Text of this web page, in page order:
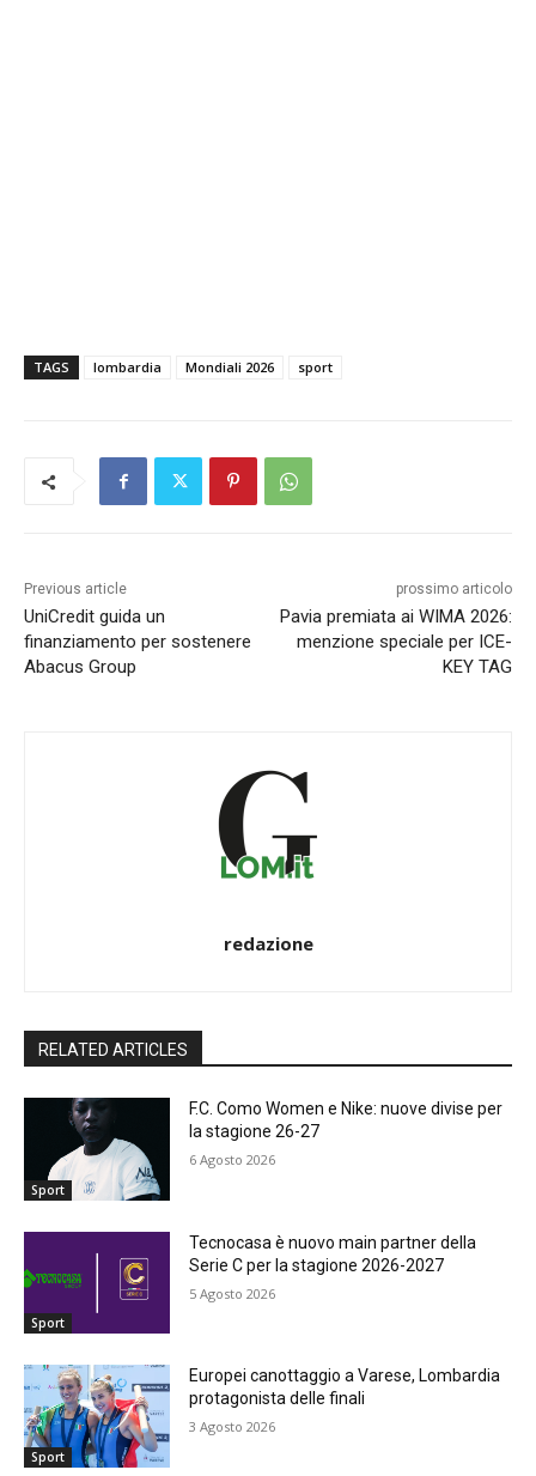
TAGS lombardia Mondiali 2026 sport
Previous article
UniCredit guida un
finanziamento per sostenere
Abacus Group
prossimo articolo
Pavia premiata ai WIMA 2026:
menzione speciale per ICE-
KEY TAG
redazione
RELATED ARTICLES
Sport
F.C. Como Women e Nike: nuove divise per
la stagione 26-27
6 Agosto 2026
Sport
Tecnocasa è nuovo main partner della
Serie C per la stagione 2026-2027
5 Agosto 2026
Sport
Europei canottaggio a Varese, Lombardia
protagonista delle finali
3 Agosto 2026